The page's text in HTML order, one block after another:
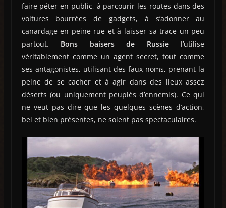
faire péter en public, à parcourir les routes dans des
voitures bourrées de gadgets, à s’adonner au
canardage en peine rue et à laisser sa trace un peu
partout. Bons baisers de Russiel’utilise
véritablement comme un agent secret, tout comme
ses antagonistes, utilisant des faux noms, prenant la
peine de se cacher et à agir dans des lieux assez
déserts (ou uniquement peuplés d’ennemis). Ce qui
ne veut pas dire que les quelques scènes d’action,
bel et bien présentes, ne soient pas spectaculaires.